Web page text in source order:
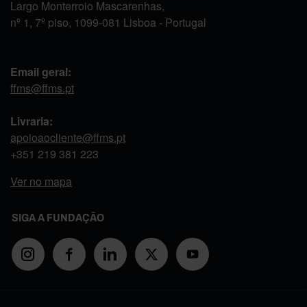
Largo Monterroio Mascarenhas,
nº 1, 7º piso, 1099-081 Lisboa - Portugal
Email geral:
ffms@ffms.pt
Livraria:
apoioaocliente@ffms.pt
+351 219 381 223
Ver no mapa
SIGA A FUNDAÇÃO